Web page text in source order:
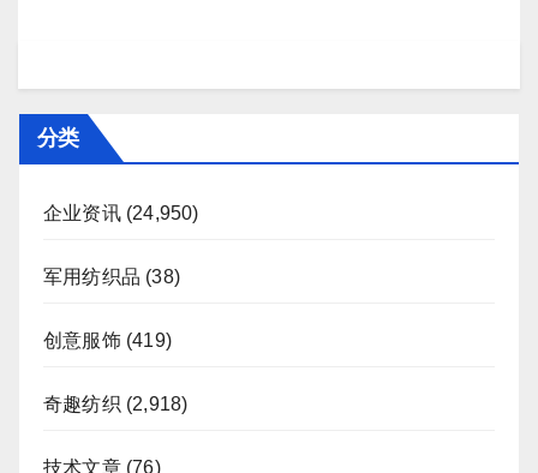
分类
企业资讯(24,950)
军用纺织品 (38)
创意服饰(419)
奇趣纺织 (2,918)
技术文章(76)